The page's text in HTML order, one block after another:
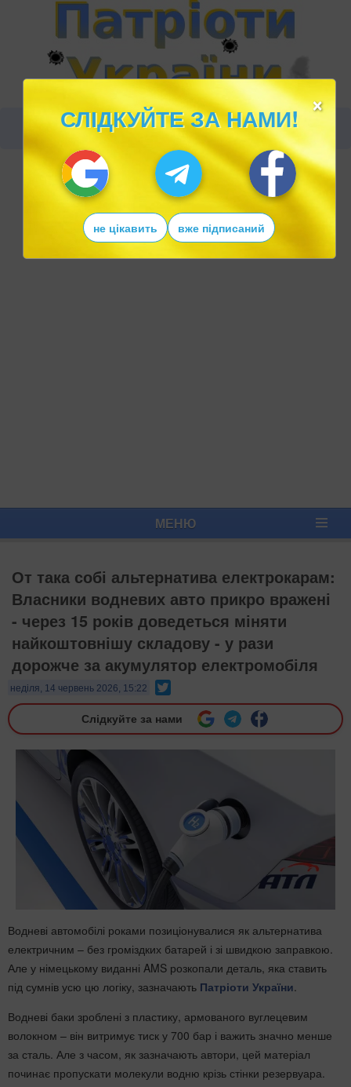
МЕНЮ
От така собі альтернатива електрокарам:
Власники водневих авто прикро вражені
- через 15 років доведеться міняти
найкоштовнішу складову - у рази
дорожче за акумулятор електромобіля
неділя, 14 червень 2026, 15:22
Слідкуйте за нами
Водневі автомобілі роками позиціонувалися як альтернатива
електричним – без громіздких батарей і зі швидкою заправкою.
Але у німецькому виданні AMS розкопали деталь, яка ставить
під сумнів усю цю логіку, зазначають Патріоти України.
Водневі баки зроблені з пластику, армованого вуглецевим
волокном – він витримує тиск у 700 бар і важить значно менше
за сталь. Але з часом, як зазначають автори, цей матеріал
починає пропускати молекули водню крізь стінки резервуара.
×
СЛІДКУЙТЕ ЗА НАМИ!
не цікавить вже підписаний